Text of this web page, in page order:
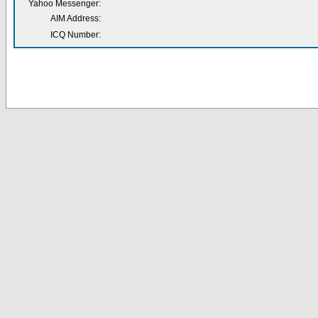
Yahoo Messenger:
AIM Address:
ICQ Number: